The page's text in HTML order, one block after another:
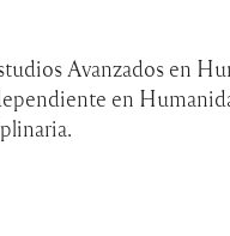
Avanzados en
en